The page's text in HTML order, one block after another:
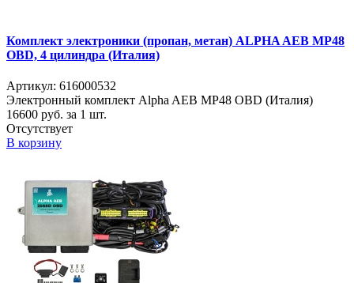
Комплект электроники (пропан, метан) ALPHA AEB MP48
OBD, 4 цилиндра (Италия)
Артикул: 616000532
Электронный комплект Alpha AEB MP48 OBD (Италия)
16600 руб. за 1 шт.
Отсутствует
В корзину